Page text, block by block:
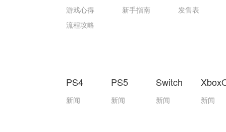
游戏心得
流程攻略
新手指南
发售表
PS4
新闻
PS5
新闻
Switch
新闻 新闻